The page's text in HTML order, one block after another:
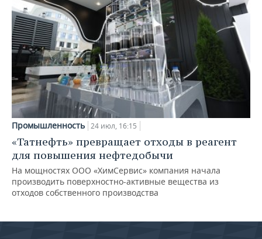
Промышленность 24 июл, 16:15
«Татнефть» превращает отходы в реагент
для повышения нефтедобычи
На мощностях ООО «ХимСервис» компания начала
производить поверхностно-активные вещества из
отходов собственного производства